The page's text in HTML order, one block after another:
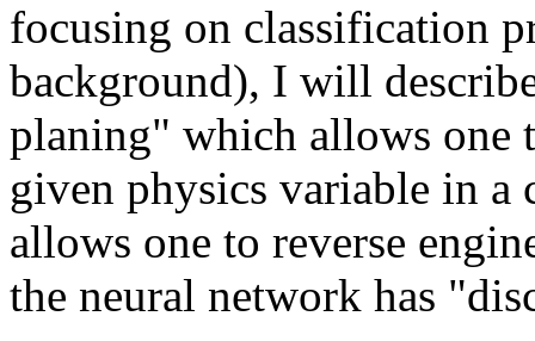
focusing on classification
background), I will
planing" which allows one
given physics variable in a
allows one to reverse
the neural network has